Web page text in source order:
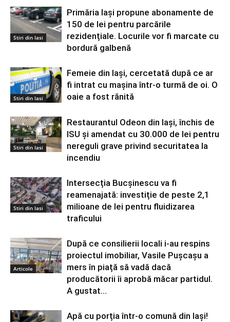
Stiri din Iasi
Primăria Iași propune abonamente de
150 de lei pentru parcările
rezidențiale. Locurile vor fi marcate cu
bordură galbenă
Stiri din Iasi
Femeie din Iași, cercetată după ce ar
fi intrat cu mașina într-o turmă de oi. O
oaie a fost rănită
Stiri din Iasi
Restaurantul Odeon din Iași, închis de
ISU și amendat cu 30.000 de lei pentru
nereguli grave privind securitatea la
incendiu
Stiri din Iasi
Intersecția Bucșinescu va fi
reamenajată: investiție de peste 2,1
milioane de lei pentru fluidizarea
traficului
Articole
După ce consilierii locali i-au respins
proiectul imobiliar, Vasile Pușcașu a
mers în piață să vadă dacă
producătorii îi aprobă măcar partidul.
A gustat...
Apă cu porția într-o comună din Iași!